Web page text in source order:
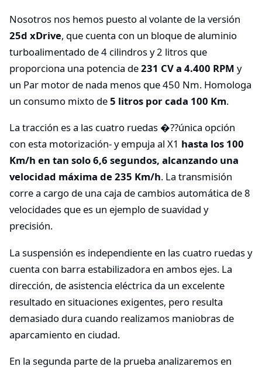
Nosotros nos hemos puesto al volante de la versión
25d xDrive, que cuenta con un bloque de aluminio
turboalimentado de 4 cilindros y 2 litros que
proporciona una potencia de231 CV a 4.400 RPM y
un Par motor de nada menos que 450 Nm. Homologa
un consumo mixto de5 litros por cada 100 Km.
La tracción es a las cuatro ruedas �??única opción
con esta motorización- y empuja al X1 hasta los 100
Km/h en tan solo 6,6 segundos, alcanzando una
velocidad máxima de 235 Km/h. La transmisión
corre a cargo de una caja de cambios automática de 8
velocidades que es un ejemplo de suavidad y
precisión.
La suspensión es independiente en las cuatro ruedas y
cuenta con barra estabilizadora en ambos ejes. La
dirección, de asistencia eléctrica da un excelente
resultado en situaciones exigentes, pero resulta
demasiado dura cuando realizamos maniobras de
aparcamiento en ciudad.
En la segunda parte de la prueba analizaremos en